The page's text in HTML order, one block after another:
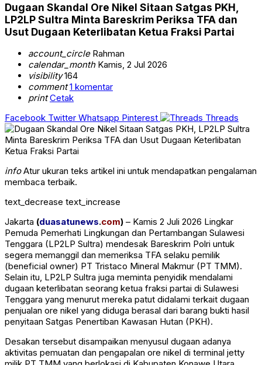
Dugaan Skandal Ore Nikel Sitaan Satgas PKH,
LP2LP Sultra Minta Bareskrim Periksa TFA dan
Usut Dugaan Keterlibatan Ketua Fraksi Partai
account_circleRahman
calendar_monthKamis, 2 Jul 2026
visibility164
comment 1 komentar
print Cetak
Facebook Twitter Whatsapp Pinterest Threads
infoAtur ukuran teks artikel ini untuk mendapatkan pengalaman
membaca terbaik.
text_decrease text_increase
Jakarta (duasatunews.com) – Kamis 2 Juli 2026 Lingkar
Pemuda Pemerhati Lingkungan dan Pertambangan Sulawesi
Tenggara (LP2LP Sultra) mendesak Bareskrim Polri untuk
segera memanggil dan memeriksa TFA selaku pemilik
(beneficial owner) PT Tristaco Mineral Makmur (PT TMM).
Selain itu, LP2LP Sultra juga meminta penyidik mendalami
dugaan keterlibatan seorang ketua fraksi partai di Sulawesi
Tenggara yang menurut mereka patut didalami terkait dugaan
penjualan ore nikel yang diduga berasal dari barang bukti hasil
penyitaan Satgas Penertiban Kawasan Hutan (PKH).
Desakan tersebut disampaikan menyusul dugaan adanya
aktivitas pemuatan dan pengapalan ore nikel di terminal jetty